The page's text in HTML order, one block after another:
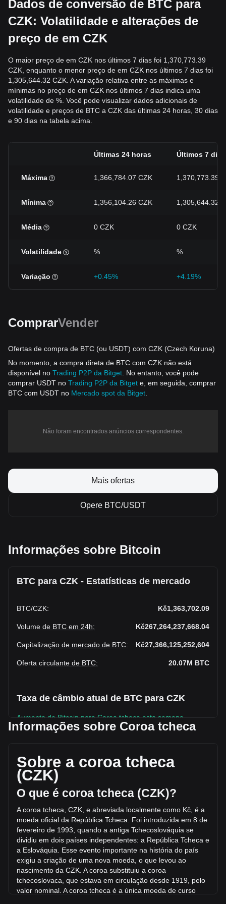
Dados de conversão de BTC para
CZK: Volatilidade e alterações de
preço de em CZK
O maior preço de em CZK nos últimos 7 dias foi 1,370,773.39
CZK, enquanto o menor preço de em CZK nos últimos 7 dias foi
1,305,644.32 CZK. A variação relativa entre as máximas e
mínimas no preço de em CZK nos últimos 7 dias indica uma
volatilidade de %. Você pode visualizar dados adicionais de
volatilidade e preços de BTC a CZK das últimas 24 horas, 30 dias
e 90 dias na tabela acima.
Últimas 24 horas Últimos 7 dias
Máxima 1,366,784.07 CZK 1,370,773.39
Mínima 1,356,104.26 CZK 1,305,644.32
Média 0 CZK 0 CZK
Volatilidade % %
Variação +0.45% +4.19%
ComprarVender
Ofertas de compra de BTC (ou USDT) com CZK (Czech Koruna)
No momento, a compra direta de BTC com CZK não está
disponível no Trading P2P da Bitget . No entanto, você pode
comprar USDT no Trading P2P da Bitget e, em seguida, comprar
BTC com USDT no Mercado spot da Bitget
Não foram encontrados anúncios correspondentes.
Mais ofertas
Opere BTC/USDT
Informações sobre Bitcoin
BTC para CZK - Estatísticas de mercado
BTC/CZK: Kč1,363,702.09
Volume de BTC em 24h: Kč267,264,237,668.04
Capitalização de mercado de BTC: Kč27,366,125,252,604
Oferta circulante de BTC: 20.07M BTC
Taxa de câmbio atual de BTC para CZK
Aumento de Bitcoin para Coroa tcheca esta semana.
O preço de mercado atual de Bitcoin é Kč1,363,702.09 por
Kč27,366,125,252,604 CZK com base em uma oferta
circulante de 20,067,524 BTC. O volume de trading de
Bitcoin teve variação de -41.22% (Kč-187,443,867,475.02
CZK) nas últimas 24 horas. No último dia de operações, o
volume de trading de BTC foi de Kč454,708,105,143.06.
Mais informações sobre Bitcoin na Bitget
Preço de Bitcoin
Previsão de preço do token Bitcoin
O que é Bitcoin (BTC)
Calculadora de lucros de Bitcoin
Informações sobre Coroa tcheca
Sobre a coroa tcheca
(CZK)
O que é coroa tcheca (CZK)?
A coroa tcheca, CZK, e abreviada localmente como Kč, é a
moeda oficial da República Tcheca. Foi introduzida em 8 de
fevereiro de 1993, quando a antiga Tchecoslováquia se
dividiu em dois países independentes: a República Tcheca e
a Eslováquia. Esse evento importante na história do país
exigiu a criação de uma nova moeda, o que levou ao
nascimento da CZK. A coroa substituiu a coroa
tchecoslovaca, que estava em circulação desde 1919, pelo
valor nominal. A coroa tcheca é a única moeda de curso